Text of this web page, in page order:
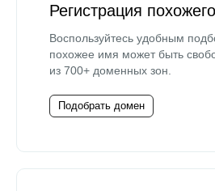
Регистрация
Воспользуйтесь удобным
похожее имя может быть
из 700+ доменных зон.
Подобрать домен